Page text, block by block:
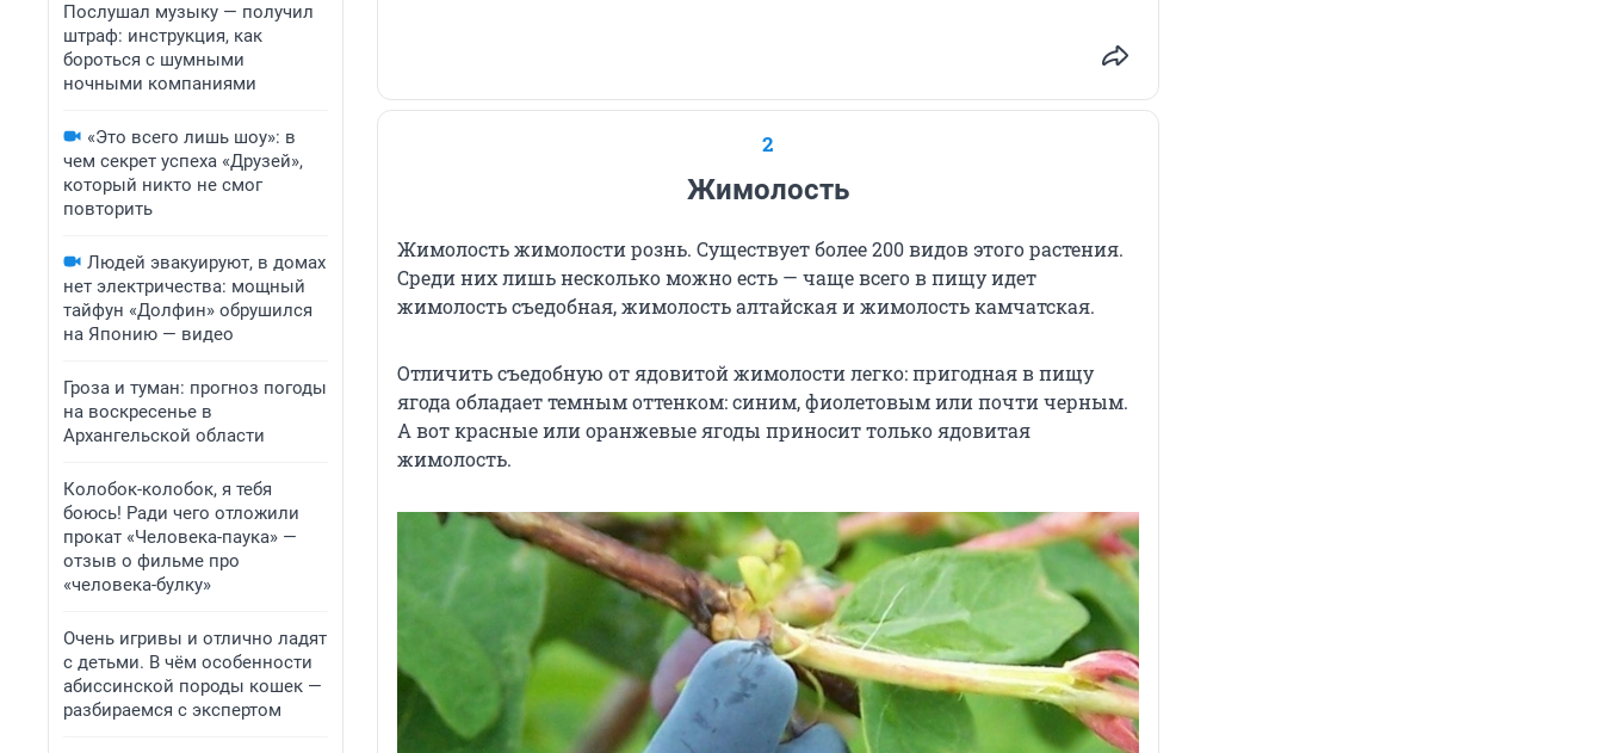
Послушал музыку — получил
штраф: инструкция, как
бороться с шумными
ночными компаниями
«Это всего лишь шоу»: в
чем секрет успеха «Друзей»,
который никто не смог
повторить
Людей эвакуируют, в домах
нет электричества: мощный
тайфун «Долфин» обрушился
на Японию — видео
Гроза и туман: прогноз погоды
на воскресенье в
Архангельской области
Колобок-колобок, я тебя
боюсь! Ради чего отложили
прокат «Человека-паука» —
отзыв о фильме про
«человека-булку»
Очень игривы и отлично ладят
с детьми. В чём особенности
абиссинской породы кошек —
разбираемся с экспертом
2
Жимолость
Жимолость жимолости рознь. Существует более 200 видов этого растения.
Среди них лишь несколько можно есть — чаще всего в пищу идет
жимолость съедобная, жимолость алтайская и жимолость камчатская.
Отличить съедобную от ядовитой жимолости легко: пригодная в пищу
ягода обладает темным оттенком: синим, фиолетовым или почти черным.
А вот красные или оранжевые ягоды приносит только ядовитая
жимолость.